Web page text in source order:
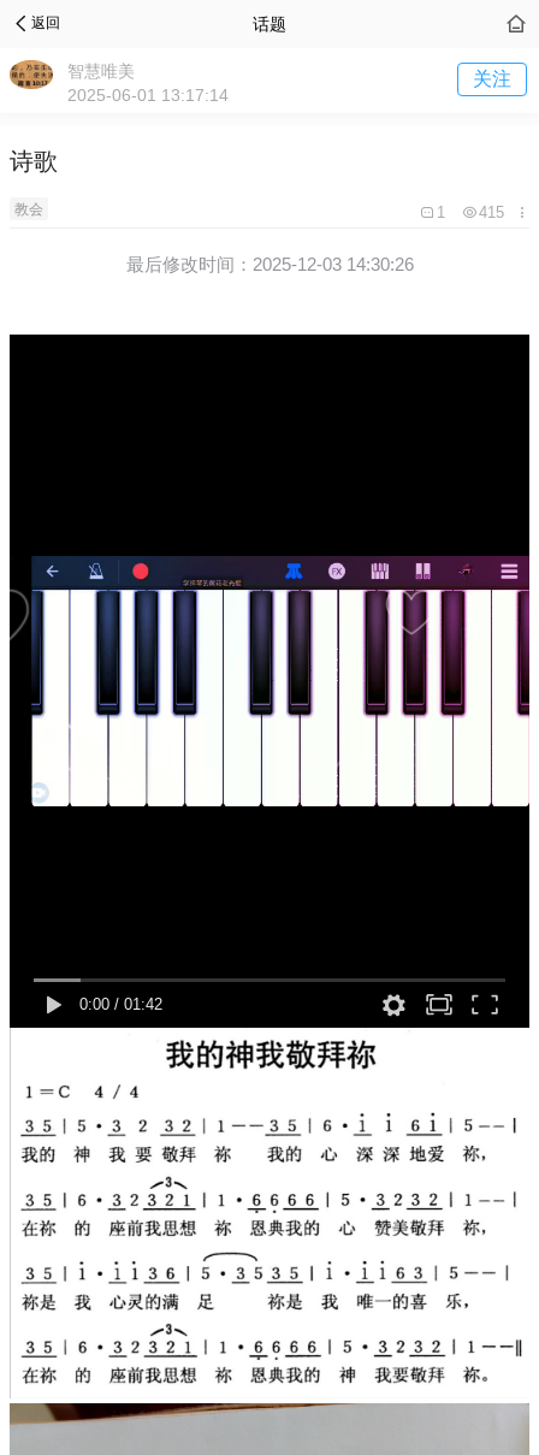
返回 话题
智慧唯美
2025-06-01 13:17:14
关注
诗歌
教会 1 415
最后修改时间：2025-12-03 14:30:26
0:00 / 01:42